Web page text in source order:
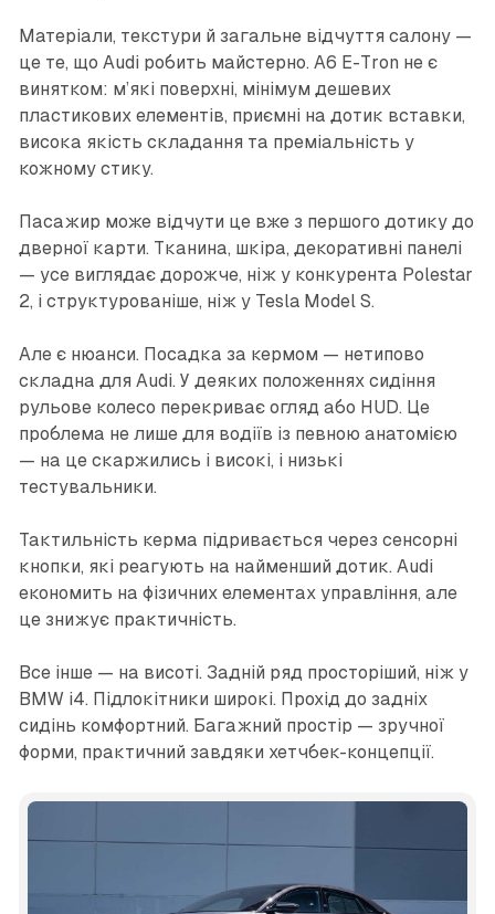
Матеріали, текстури й загальне відчуття салону —
це те, що Audi робить майстерно. A6 E-Tron не є
винятком: м’які поверхні, мінімум дешевих
пластикових елементів, приємні на дотик вставки,
висока якість складання та преміальність у
кожному стику.
Пасажир може відчути це вже з першого дотику до
дверної карти. Тканина, шкіра, декоративні панелі
— усе виглядає дорожче, ніж у конкурента Polestar
2, і структурованіше, ніж у Tesla Model S.
Але є нюанси. Посадка за кермом — нетипово
складна для Audi. У деяких положеннях сидіння
рульове колесо перекриває огляд або HUD. Це
проблема не лише для водіїв із певною анатомією
— на це скаржились і високі, і низькі
тестувальники.
Тактильність керма підривається через сенсорні
кнопки, які реагують на найменший дотик. Audi
економить на фізичних елементах управління, але
це знижує практичність.
Все інше — на висоті. Задній ряд просторіший, ніж у
BMW i4. Підлокітники широкі. Прохід до задніх
сидінь комфортний. Багажний простір — зручної
форми, практичний завдяки хетчбек-концепції.